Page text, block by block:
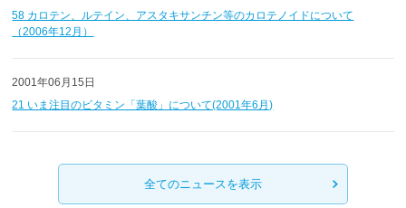
全てのニュースを表示
58 カロテン、ルテイン、アスタキサンチン等のカロテノイドについて
（2006年12月）
2001年06月15日
21 いま注目のビタミン「葉酸」について(2001年6月)